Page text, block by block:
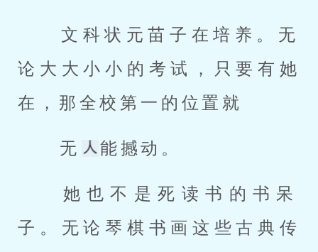
论大大小小的考试，只要有她
在，那全校第一的位置就
无 能撼动。
子。无论琴棋书画这些古典传